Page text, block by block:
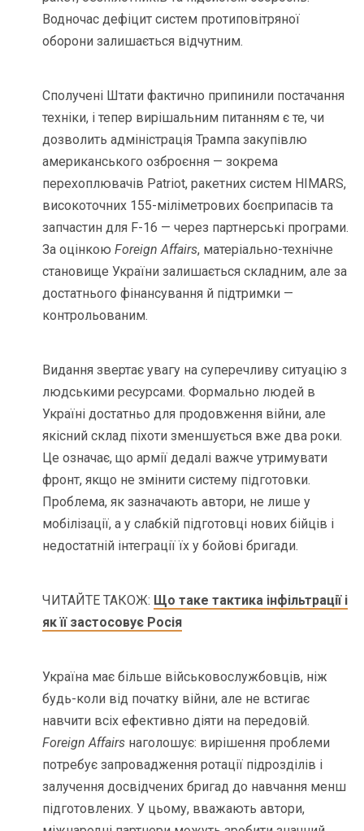
Водночас дефіцит систем протиповітряної
оборони залишається відчутним.
Сполучені Штати фактично припинили постачання
техніки, і тепер вирішальним питанням є те, чи
дозволить адміністрація Трампа закупівлю
американського озброєння — зокрема
перехоплювачів Patriot, ракетних систем HIMARS,
високоточних 155-міліметрових боєприпасів та
запчастин для F-16 — через партнерські програми.
За оцінкоюForeign Affairs, матеріально-технічне
становище України залишається складним, але за
достатнього фінансування й підтримки —
контрольованим.
Видання звертає увагу на суперечливу ситуацію з
людськими ресурсами. Формально людей в
Україні достатньо для продовження війни, але
якісний склад піхоти зменшується вже два роки.
Це означає, що армії дедалі важче утримувати
фронт, якщо не змінити систему підготовки.
Проблема, як зазначають автори, не лише у
мобілізації, а у слабкій підготовці нових бійців і
недостатній інтеграції їх у бойові бригади.
ЧИТАЙТЕ ТАКОЖ: Що таке тактика інфільтрації і
як її застосовує Росія
Україна має більше військовослужбовців, ніж
будь-коли від початку війни, але не встигає
навчити всіх ефективно діяти на передовій.
Foreign Affairs наголошує: вирішення проблеми
потребує запровадження ротації підрозділів і
залучення досвідчених бригад до навчання менш
підготовлених. У цьому, вважають автори,